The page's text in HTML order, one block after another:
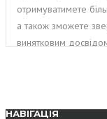
отримуватимете
а також зможете
винятковим
НАВІГАЦІЯ